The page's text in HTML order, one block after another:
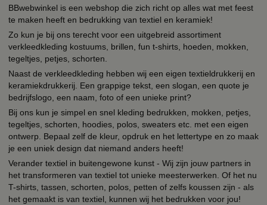
BBwebwinkel is een webshop die zich richt op alles wat met feest
te maken heeft en bedrukking van textiel en keramiek!
Zo kun je bij ons terecht voor een uitgebreid assortiment
verkleedkleding kostuums, brillen, fun t-shirts, hoeden, mokken,
tegeltjes, petjes, schorten.
Naast de verkleedkleding hebben wij een eigen textieldrukkerij en
keramiekdrukkerij. Een grappige tekst, een slogan, een quote je
bedrijfslogo, een naam, foto of een unieke print?
Bij ons kun je simpel en snel kleding bedrukken, mokken, petjes,
tegeltjes, schorten, hoodies, polos, sweaters etc. met een eigen
ontwerp. Bepaal zelf de kleur, opdruk en het lettertype en zo maak
je een uniek design dat niemand anders heeft!
Verander textiel in buitengewone kunst - Wij zijn jouw partners in
het transformeren van textiel tot unieke meesterwerken. Of het nu
T-shirts, tassen, schorten, polos, petten of zelfs koussen zijn - als
het gemaakt is van textiel, kunnen wij het bedrukken voor jou!